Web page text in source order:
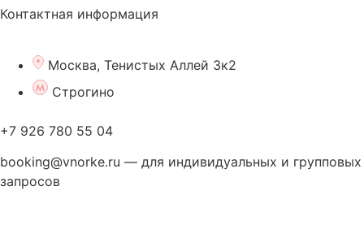
Контактная информация
Москва, Тенистых Аллей 3к2
Строгино
+7 926 780 55 04
booking@vnorke.ru — для индивидуальных и групповых
запросов